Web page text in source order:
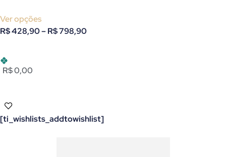
Ver opções
R$428,90–R$798,90
R$ 0,00
[ti_wishlists_addtowishlist]